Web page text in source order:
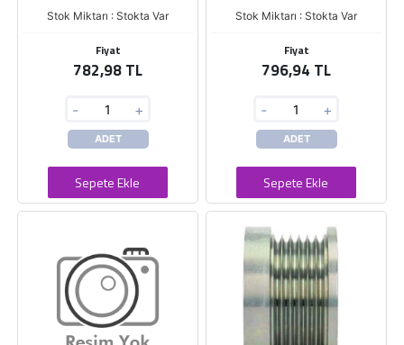
Stok Miktarı : Stokta Var
Fiyat
782,98 TL
- +
ADET
Sepete Ekle
Stok Miktarı : Stokta Var
Fiyat
796,94 TL
- +
ADET
Sepete Ekle